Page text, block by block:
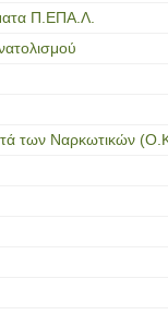
Π.ΕΠΑ.Λ.
των Ναρκωτικών